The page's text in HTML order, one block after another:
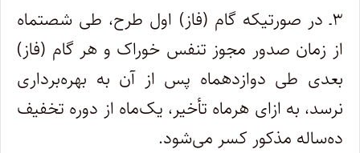
۳ـ در صورتی­که گام (فاز) اول طرح، طی شصت­ماه
از زمان صدور مجوز تنفس خوراک و هر گام (فاز)
بعدی طی دوازده­ماه پس از آن به بهره‌برداری
نرسد، به ازای هر­ماه تأخیر، یک‌ماه از دوره تخفیف
ده‌ساله مذکور کسر می‌شود.